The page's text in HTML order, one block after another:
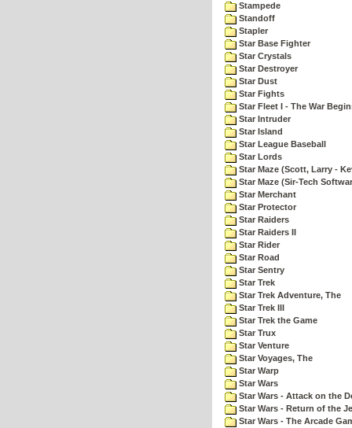
Stampede
Standoff
Stapler
Star Base Fighter
Star Crystals
Star Destroyer
Star Dust
Star Fights
Star Fleet I - The War
Star Intruder
Star Island
Star League Baseball
Star Lords
Star Maze (Scott, Larry -
Star Maze (Sir-Tech
Star Merchant
Star Protector
Star Raiders
Star Raiders II
Star Rider
Star Road
Star Sentry
Star Trek
Star Trek Adventure, The
Star Trek III
Star Trek the Game
Star Trux
Star Venture
Star Voyages, The
Star Warp
Star Wars
Star Wars - Attack on the
Star Wars - Return of the
Star Wars - The Arcade